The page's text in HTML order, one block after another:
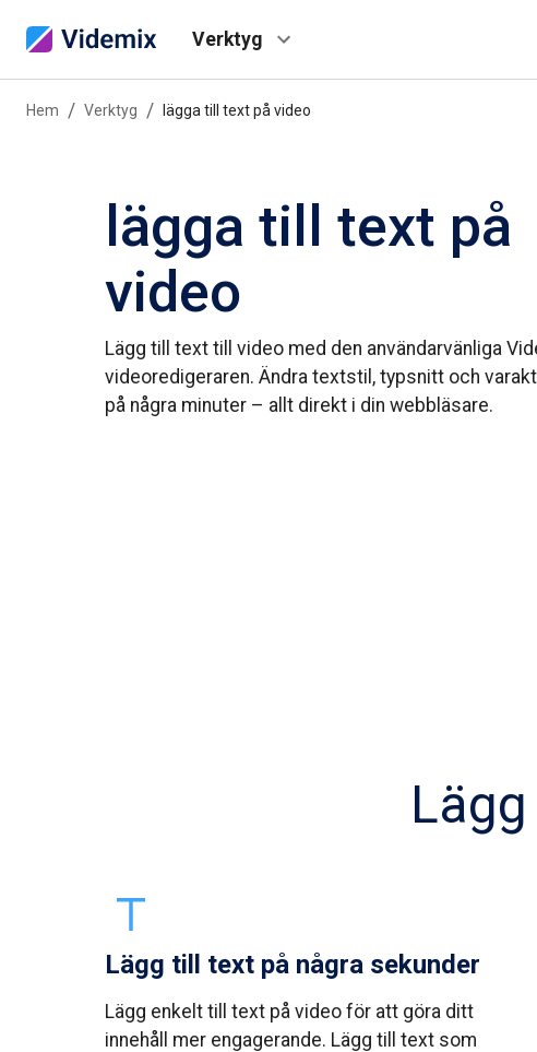
Verktyg
Hem / Verktyg / lägga till text på video
lägga till text på
video
Lägg till text till video med den användarvänliga
videoredigeraren. Ändra textstil, typsnitt och
på några minuter – allt direkt i din webbläsare.
Lägg till text på några sekunder
Lägg enkelt till text på video för att göra ditt
innehåll mer engagerande. Lägg till text som